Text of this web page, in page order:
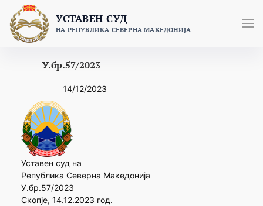
content
УСТАВЕН СУД
НА РЕПУБЛИКА СЕВЕРНА МАКЕДОНИЈА
У.бр.57/2023
14/12/2023
Уставен суд на
Република Северна Македонија
У.бр.57/2023
Скопје, 14.12.2023 год.